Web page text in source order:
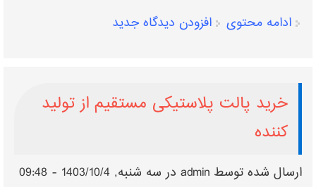
ادامه محتوی
افزودن دیدگاه جدید
خرید پالت پلاستیکی مستقیم از تولید
کننده
ارسال شده توسطadmin در سه شنبه, 1403/10/4 - 09:48